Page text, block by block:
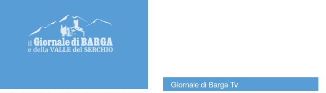
Giornale di Barga Tv